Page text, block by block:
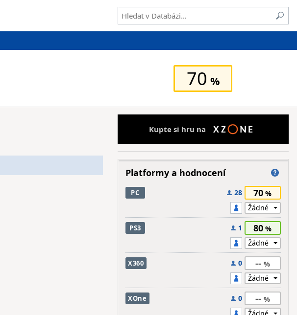
70
Kupte si hru na
Platformy a hodnocení
PC 28 70
PS3 1 80
X360 0 --
XOne 0 --